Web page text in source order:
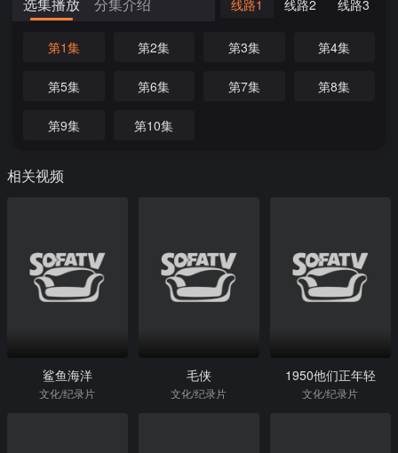
线路1 线路2 线路3
第1集 第2集 第3集 第4集
第5集 第6集 第7集 第8集
第9集 第10集
相关视频
鲨鱼海洋
文化/纪录片
毛侠
文化/纪录片
1950他们正年轻
文化/纪录片